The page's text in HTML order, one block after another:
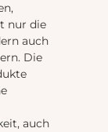
nur die
auch
Die
auch